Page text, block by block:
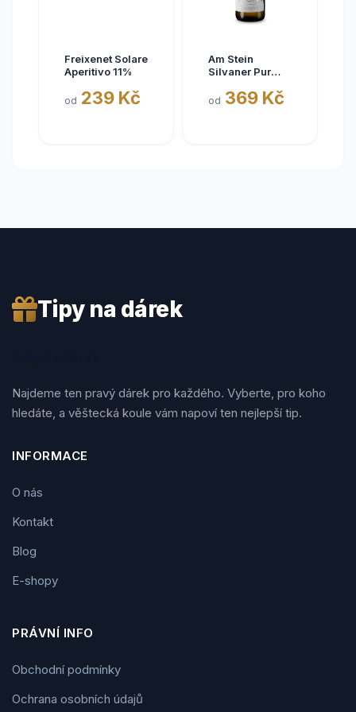
Freixenet Solare
Aperitivo 11%
od 239 Kč
Am Stein
Silvaner Pur
od 369 Kč
Tipy na dárek
Najdeme ten pravý dárek pro každého. Vyberte, pro koho
hledáte, a věštecká koule vám napoví ten nejlepší tip.
INFORMACE
O nás
Kontakt
Blog
E-shopy
PRÁVNÍ INFO
Obchodní podmínky
Ochrana osobních údajů